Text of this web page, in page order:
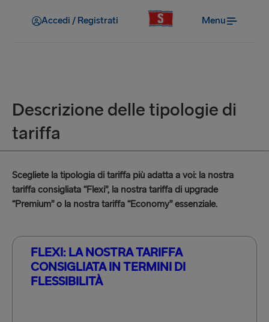
Accedi / Registrati Menu
Descrizione delle tipologie di
tariffa
Scegliete la tipologia di tariffa più adatta a voi: la nostra
tariffa consigliata “Flexi”, la nostra tariffa di upgrade
“Premium” o la nostra tariffa “Economy” essenziale.
FLEXI: LA NOSTRA TARIFFA
CONSIGLIATA IN TERMINI DI
FLESSIBILITÀ